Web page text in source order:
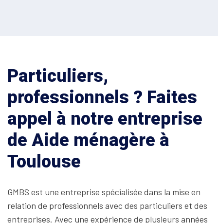
Particuliers,
professionnels ? Faites
appel à notre entreprise
de Aide ménagère à
Toulouse
GMBS est une entreprise spécialisée dans la mise en
relation de professionnels avec des particuliers et des
entreprises. Avec une expérience de plusieurs années